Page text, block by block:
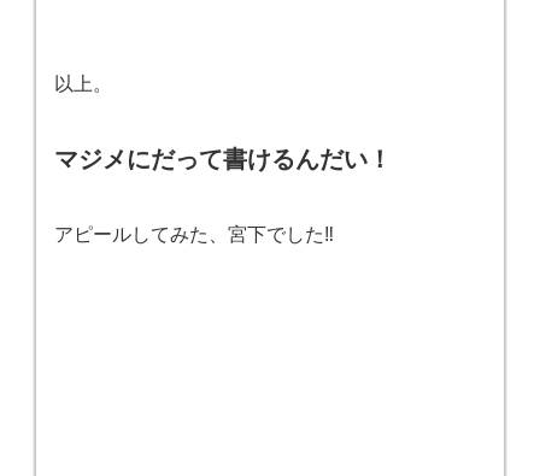
以上。
マジメにだって書けるんだい！
アピールしてみた、宮下でした‼️